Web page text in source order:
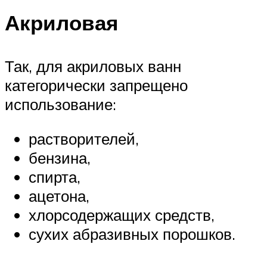
Акриловая
Так, для акриловых ванн
категорически запрещено
использование:
растворителей,
бензина,
спирта,
ацетона,
хлорсодержащих средств,
сухих абразивных порошков.